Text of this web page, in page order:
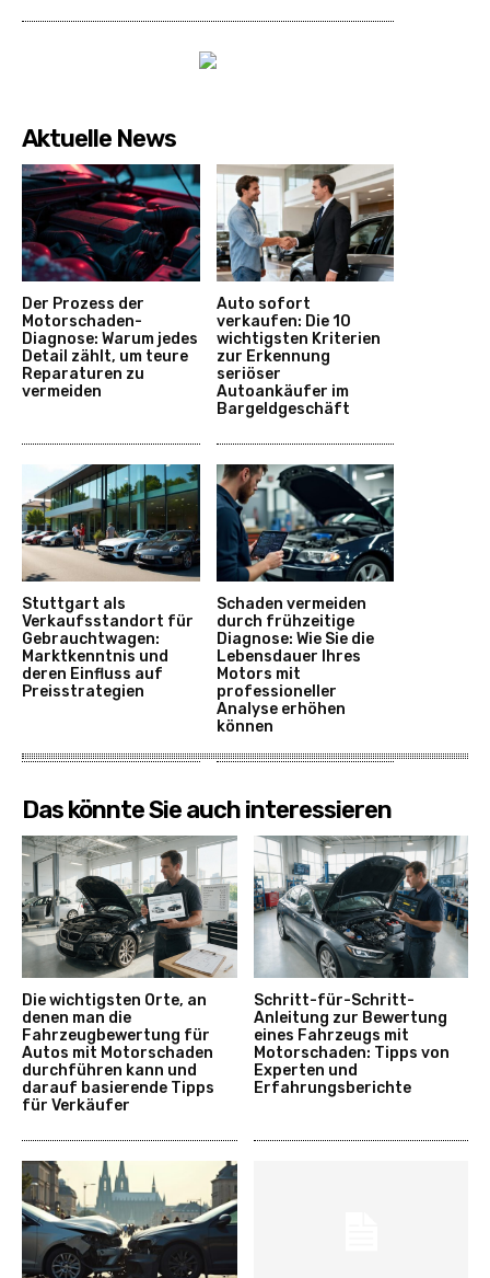
Aktuelle News
Der Prozess der
Motorschaden-
Diagnose: Warum jedes
Detail zählt, um teure
Reparaturen zu
vermeiden
Auto sofort
verkaufen: Die 10
wichtigsten Kriterien
zur Erkennung
seriöser
Autoankäufer im
Bargeldgeschäft
Stuttgart als
Verkaufsstandort für
Gebrauchtwagen:
Marktkenntnis und
deren Einfluss auf
Preisstrategien
Schaden vermeiden
durch frühzeitige
Diagnose: Wie Sie die
Lebensdauer Ihres
Motors mit
professioneller
Analyse erhöhen
können
Das könnte Sie auch interessieren
Die wichtigsten Orte, an
denen man die
Fahrzeugbewertung für
Autos mit Motorschaden
durchführen kann und
darauf basierende Tipps
für Verkäufer
Schritt-für-Schritt-
Anleitung zur Bewertung
eines Fahrzeugs mit
Motorschaden: Tipps von
Experten und
Erfahrungsberichte